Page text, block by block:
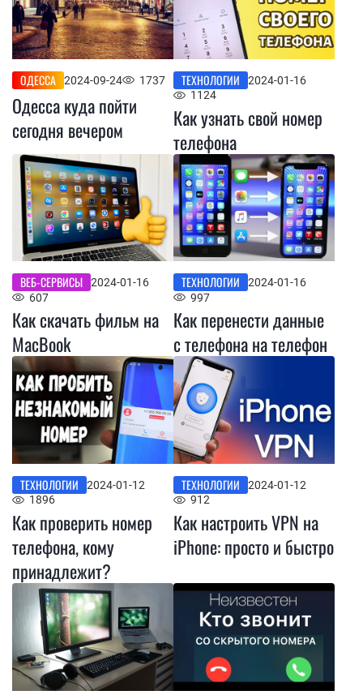
ОДЕССА 2024-09-24 1737
Одесса куда пойти
сегодня вечером
ТЕХНОЛОГИИ
2024-01-16
1124
Как узнать свой номер
телефона
ВЕБ-СЕРВИСЫ
2024-01-16
607
Как скачать фильм на
MacBook
ТЕХНОЛОГИИ
2024-01-16
997
Как перенести данные
с телефона на телефон
ТЕХНОЛОГИИ
2024-01-12
1896
Как проверить номер
телефона, кому
принадлежит?
ТЕХНОЛОГИИ
2024-01-12
912
Как настроить VPN на
iPhone: просто и быстро